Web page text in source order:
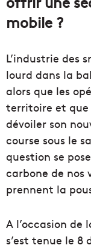
mobile ?
L’industrie des
lourd dans la
alors que les
territoire et que
dévoiler son
course sous le
question se
carbone de nos
prennent la
A l’occasion
s’est tenue le 8